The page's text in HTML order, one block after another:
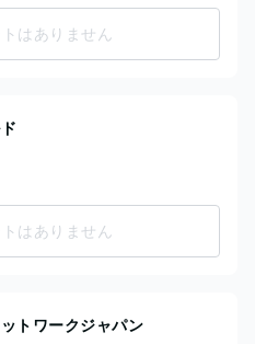
はありません
はありません
トワークジャパン